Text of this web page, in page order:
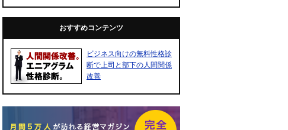
おすすめコンテンツ
ビジネス向けの無料性格診
断で上司と部下の人間関係
改善